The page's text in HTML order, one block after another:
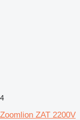
4
Zoomlion ZAT 2200V